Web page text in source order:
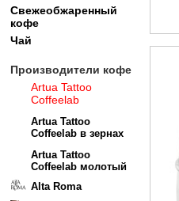
Свежеобжаренный
кофе
Чай
Производители кофе
Artua Tattoo
Coffeelab
Artua Tattoo
Coffeelab в зернах
Artua Tattoo
Coffeelab молотый
Alta Roma